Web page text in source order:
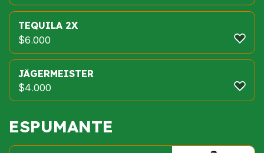
TEQUILA 2X
$6.000
JÄGERMEISTER
$4.000
ESPUMANTE